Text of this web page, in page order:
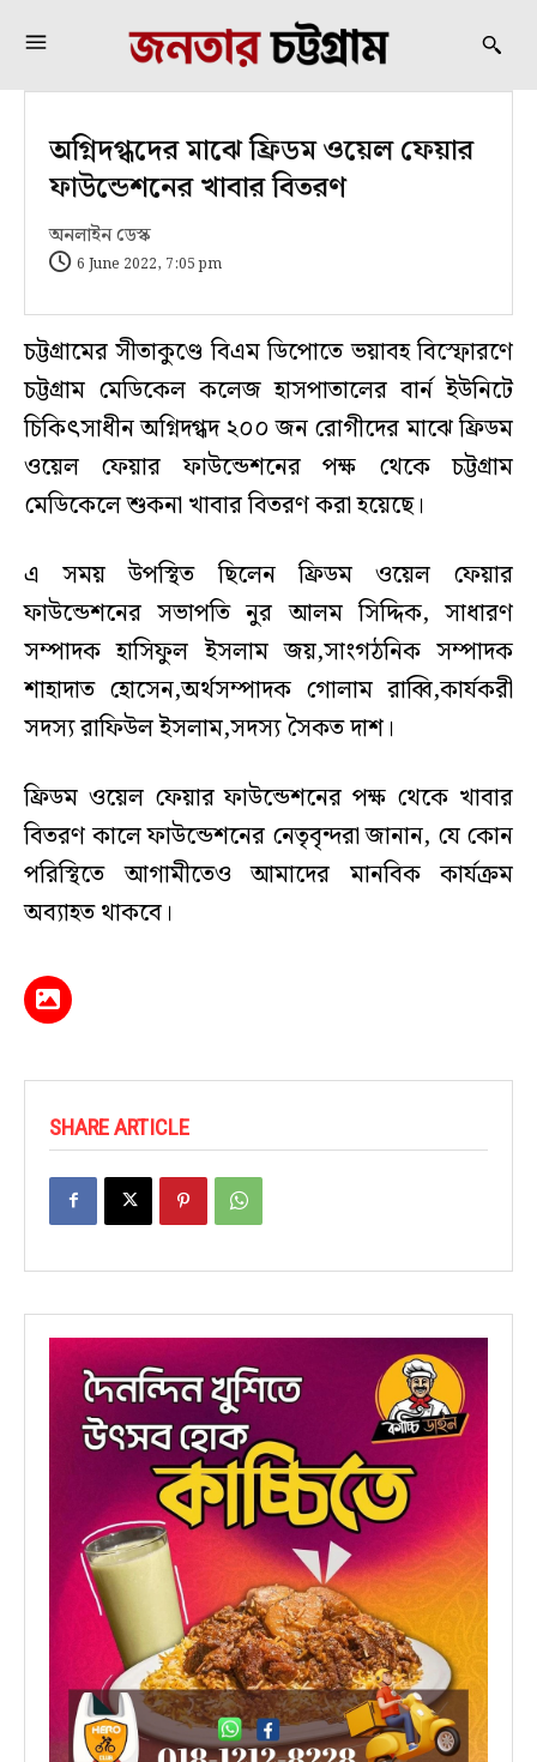
অগ্নিদগ্ধদের মাঝে ফ্রিডম ওয়েল ফেয়ার
ফাউন্ডেশনের খাবার বিতরণ
অনলাইন ডেস্ক
6 June 2022, 7:05 pm
চট্টগ্রামের সীতাকুণ্ডে বিএম ডিপোতে ভয়াবহ বিস্ফোরণে
চট্টগ্রাম মেডিকেল কলেজ হাসপাতালের বার্ন ইউনিটে
চিকিৎসাধীন অগ্নিদগ্ধদ ২০০ জন রোগীদের মাঝে ফ্রিডম
ওয়েল ফেয়ার ফাউন্ডেশনের পক্ষ থেকে চট্টগ্রাম
মেডিকেলে শুকনা খাবার বিতরণ করা হয়েছে।
এ সময় উপস্থিত ছিলেন ফ্রিডম ওয়েল ফেয়ার
ফাউন্ডেশনের সভাপতি নুর আলম সিদ্দিক, সাধারণ
সম্পাদক হাসিফুল ইসলাম জয়,সাংগঠনিক সম্পাদক
শাহাদাত হোসেন,অর্থসম্পাদক গোলাম রাব্বি,কার্যকরী
সদস্য রাফিউল ইসলাম,সদস্য সৈকত দাশ।
ফ্রিডম ওয়েল ফেয়ার ফাউন্ডেশনের পক্ষ থেকে খাবার
বিতরণ কালে ফাউন্ডেশনের নেতৃবৃন্দরা জানান, যে কোন
পরিস্থিতে আগামীতেও আমাদের মানবিক কার্যক্রম
অব্যাহত থাকবে।
SHARE ARTICLE